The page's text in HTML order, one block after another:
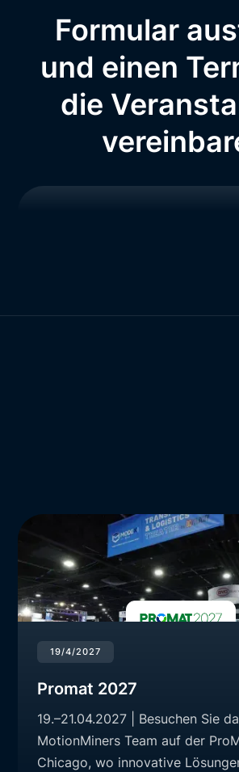
Formular
und einen
die
19/4/2027
Promat 2027
19.–21.04.2027 | Besuchen Sie
MotionMiners Team auf der
Chicago, wo innovative